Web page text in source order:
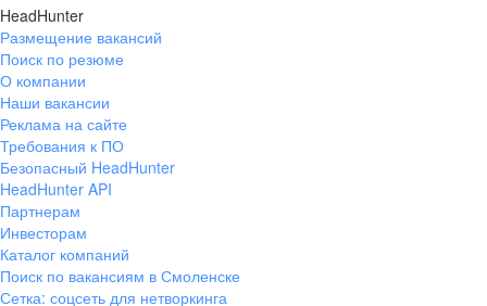
HeadHunter
Размещение вакансий
Поиск по резюме
О компании
Наши вакансии
Реклама на сайте
Требования к ПО
Безопасный HeadHunter
HeadHunter API
Партнерам
Инвесторам
Каталог компаний
Поиск по вакансиям в Смоленске
Сетка: соцсеть для нетворкинга